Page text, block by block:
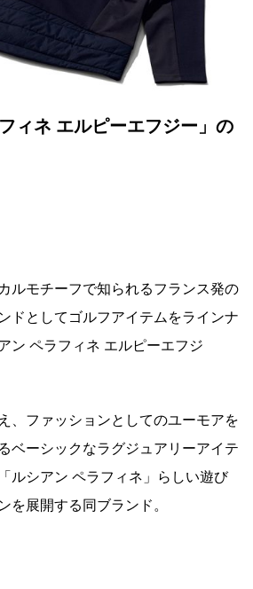
ィネ エルピーエフジー」の
ルモチーフで知られるフランス発の
ドとしてゴルフアイテムをラインナ
ン ペラフィネ エルピーエフジ
、ファッションとしてのユーモアを
ベーシックなラグジュアリーアイテ
ルシアン ペラフィネ」らしい遊び
を展開する同ブランド。